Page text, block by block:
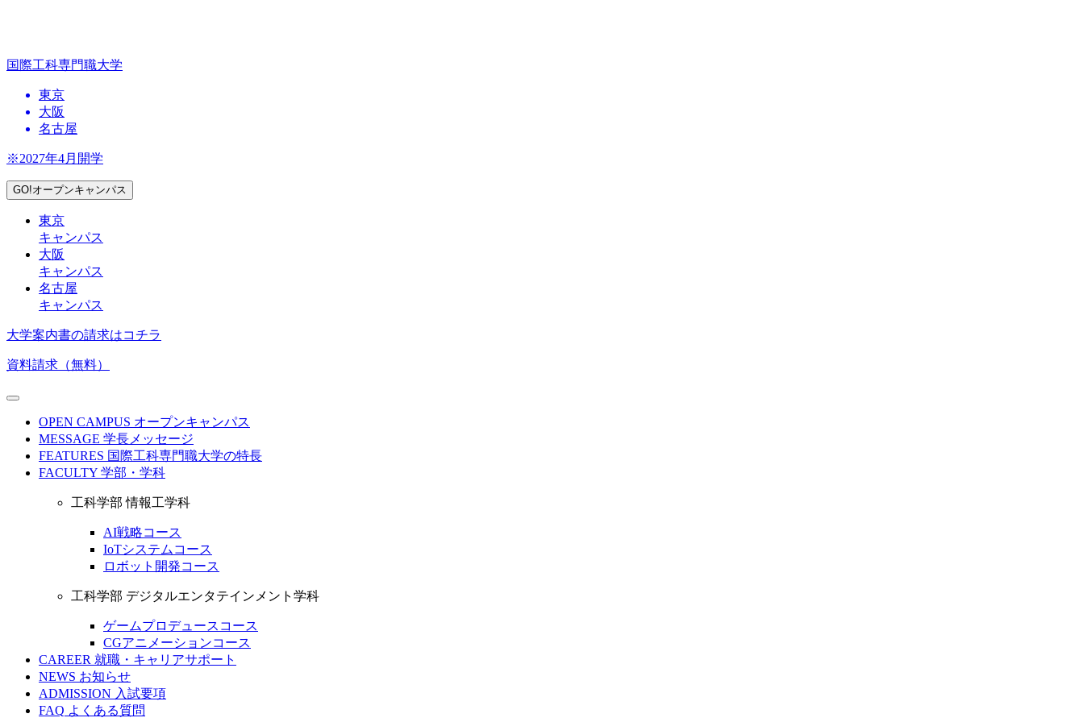
国際工科専門職大学
東京
大阪
名古屋
※2027年4月開学
GO!オープンキャンパス
東京
キャンパス
大阪
キャンパス
名古屋
キャンパス
大学案内書の請求はコチラ
資料請求（無料）
OPEN CAMPUS オープンキャンパス
MESSAGE 学長メッセージ
FEATURES 国際工科専門職大学の特長
FACULTY 学部・学科
工科学部 情報工学科
AI戦略コース
IoTシステムコース
ロボット開発コース
工科学部 デジタルエンタテインメント学科
ゲームプロデュースコース
CGアニメーションコース
CAREER 就職・キャリアサポート
NEWS お知らせ
ADMISSION 入試要項
FAQ よくある質問